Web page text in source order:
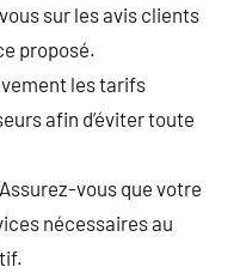
sur les avis clients
proposé.
les tarifs
afin d’éviter toute
vous que votre
nécessaires au